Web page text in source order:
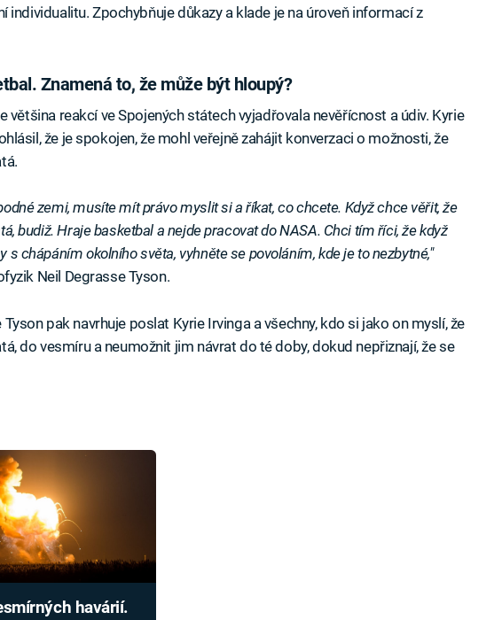
individualitu. Zpochybňuje důkazy a klade je na úroveň informací z
Znamená to, že může být hloupý?
většina reakcí ve Spojených státech vyjadřovala nevěřícnost a údiv. Kyrie
že je spokojen, že mohl veřejně zahájit konverzaci o možnosti, že
zemi, musíte mít právo myslit si a říkat, co chcete. Když chce věřit, že
budiž. Hraje basketbal a nejde pracovat do NASA. Chci tím říci, že když
s chápáním okolního světa, vyhněte se povoláním, kde je to nezbytné,"
Neil Degrasse Tyson.
Tyson pak navrhuje poslat Kyrie Irvinga a všechny, kdo si jako on myslí, že
do vesmíru a neumožnit jim návrat do té doby, dokud nepřiznají, že se
havárií.